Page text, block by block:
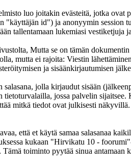
luo joitakin evästeitä, jotka ovat
id") ja anonyymin session
tallentamaan lukemiasi vestiketjuja
Mutta se on tämän
mutta ei rajoita: Viestin
ja sisäänkirjautumisen
jolla kirjaudut sisään
jossa palvelin sijaitsee.
mitkä tiedot ovat julkisesti
että et käytä samaa salasanaa
kukaan "Hirvikatu 10 -
toiminto pyytää sinua